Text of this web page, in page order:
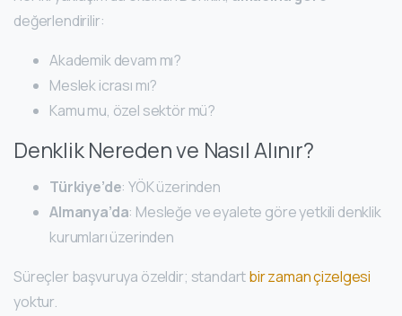
değerlendirilir:
Akademik devam mı?
Meslek icrası mı?
Kamu mu, özel sektör mü?
Denklik Nereden ve Nasıl Alınır?
Türkiye’de: YÖK üzerinden
Almanya’da: Mesleğe ve eyalete göre yetkili denklik
kurumları üzerinden
Süreçler başvuruya özeldir; standartbir zaman çizelgesi
yoktur.